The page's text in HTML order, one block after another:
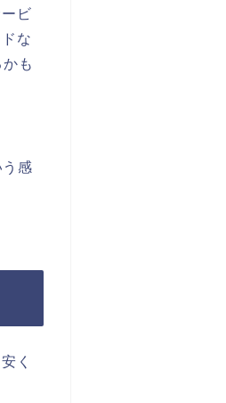
ビ
な
も
感
く